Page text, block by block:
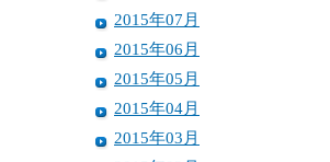
2015年07月
2015年06月
2015年05月
2015年04月
2015年03月